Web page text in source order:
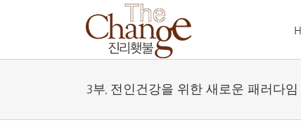
3부, 전인건강을 위한 새로운 패러다임